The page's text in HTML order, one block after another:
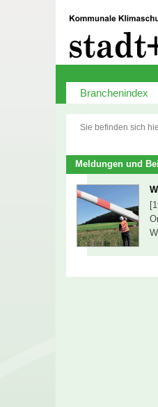
Branchenindex
Sie befinden sich
Meldungen und